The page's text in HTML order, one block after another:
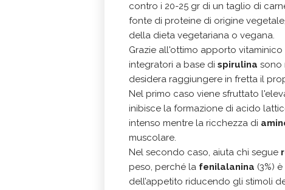
contro i 20-25 gr di un taglio di
fonte di proteine di origine
della dieta vegetariana o vegana.
Grazie all'ottimo apporto
integratori a base di spirulina sono
desidera raggiungere in fretta il
Nel primo caso viene sfruttato
inibisce la formazione di acido
intenso mentre la ricchezza di
muscolare.
Nel secondo caso, aiuta chi segue
peso, perché la fenilalanina (3%)
dell’appetito riducendo gli stimoli